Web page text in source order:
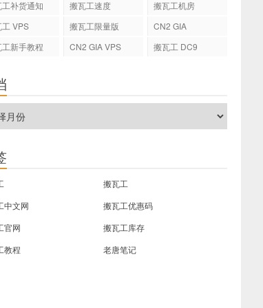
补货通知
搬瓦工速度
搬瓦工机房
VPS
搬瓦工限量版
CN2 GIA
新手教程
CN2 GIA VPS 搬瓦工 DC9
搬瓦工
中文网
搬瓦工优惠码
官网
搬瓦工库存
教程
老唐笔记